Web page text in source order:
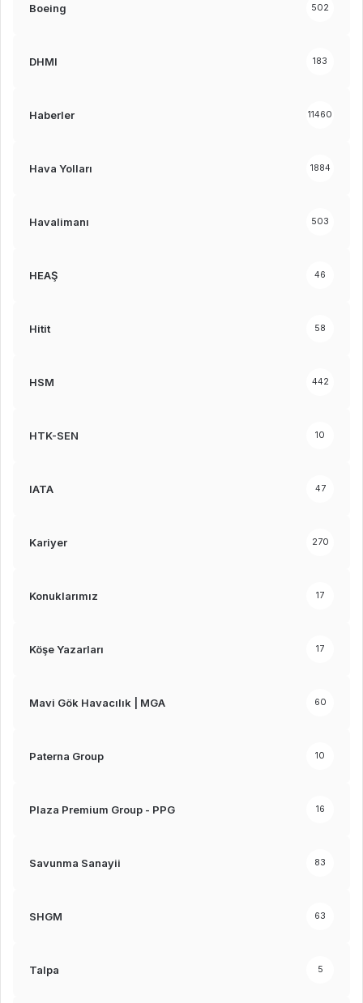
Boeing 502
DHMI 183
Haberler 11460
Hava Yolları 1884
Havalimanı 503
HEAŞ 46
Hitit 58
HSM 442
HTK-SEN 10
IATA 47
Kariyer 270
Konuklarımız 17
Köşe Yazarları 17
Mavi Gök Havacılık | MGA 60
Paterna Group 10
Plaza Premium Group - PPG 16
Savunma Sanayii 83
SHGM 63
Talpa 5